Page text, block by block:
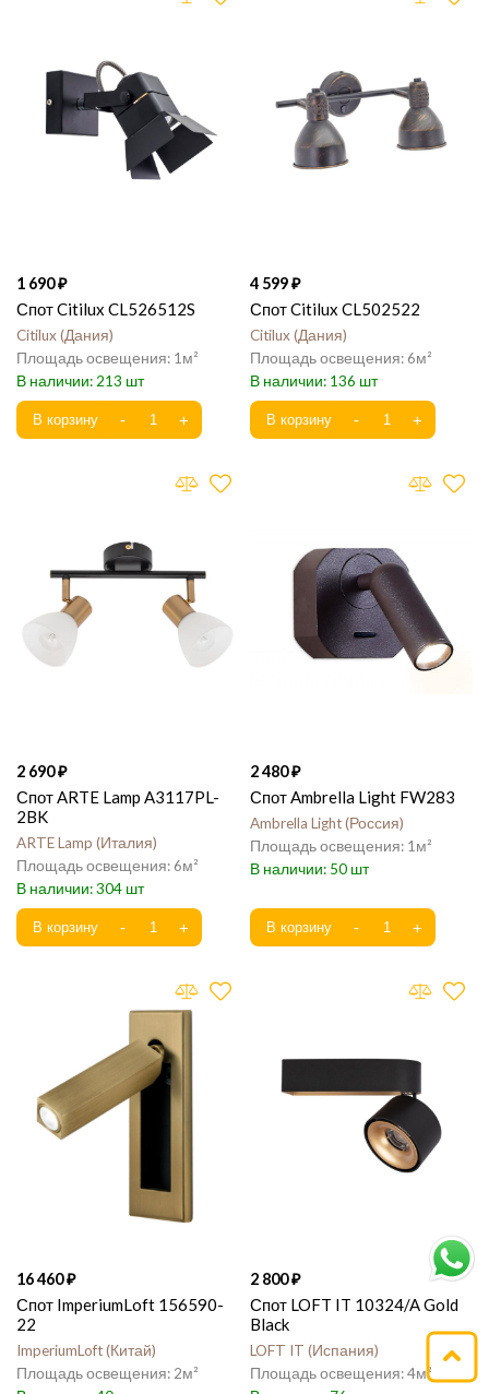
1 690
Спот Citilux CL526512S
Citilux Дания
1
213
4 599
Спот Citilux CL502522
Citilux Дания
6
136
2 690
Спот ARTE Lamp A3117PL-
2BK
ARTE Lamp Италия
6
304
2 480
Спот Ambrella Light FW283
Ambrella Light Россия
1
50
16 460
Спот ImperiumLoft 156590-
22
ImperiumLoft Китай
2
2 800
Спот LOFT IT 10324/A Gold
Black
LOFT IT Испания
4